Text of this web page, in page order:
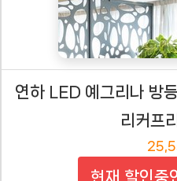
연하 LED 예그리나 방
리커프
현재 할인중